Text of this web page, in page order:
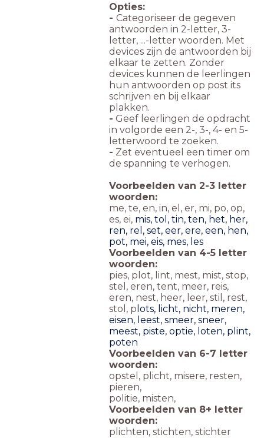
Opties:
- Categoriseer de gegeven
antwoorden in 2-letter, 3-
letter, ...-letter woorden. Met
devices zijn de antwoorden bij
elkaar te zetten. Zonder
devices kunnen de leerlingen
hun antwoorden op post its
schrijven en bij elkaar
plakken.
- Geef leerlingen de opdracht
in volgorde een 2-, 3-, 4- en 5-
letterwoord te zoeken.
- Zet eventueel een timer om
de spanning te verhogen.
Voorbeelden van 2-3 letter
woorden:
me, te, en, in, el, er, mi, po, op,
es, ei, mis, tol, tin, ten, het, her,
ren, rel, set, eer, ere, een, hen,
pot, mei, eis, mes, les
Voorbeelden van 4-5 letter
woorden:
pies, plot, lint, mest, mist, stop,
stel, eren, tent, meer, reis,
eren, nest, heer, leer, stil, rest,
stol, p lots, licht, nicht, meren,
eisen, leest, smeer, sneer,
meest, piste, optie, loten, plint,
poten
Voorbeelden van 6-7 letter
woorden:
opstel, plicht, misere, resten,
pieren,
politie, misten,
Voorbeelden van 8+ letter
woorden:
plichten, stichten, stichter